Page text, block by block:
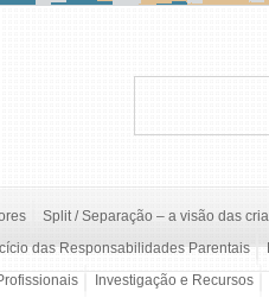
Split / Separação – a visão das
das Responsabilidades Parentais
Investigação e Recursos